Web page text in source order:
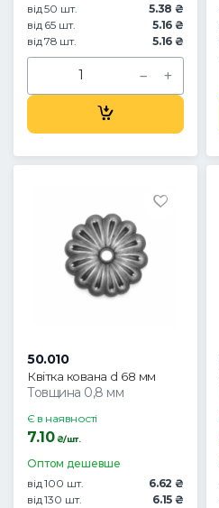
від 50 шт.
5.38 ₴
від 65 шт.
5.16 ₴
від 78 шт.
5.16 ₴
50.010
Квітка кована d 68 мм
Товщина 0,8 мм
Є в наявності
7.10₴/шт.
Оптом дешевше
від 100 шт.
6.62 ₴
від 130 шт.
6.15 ₴